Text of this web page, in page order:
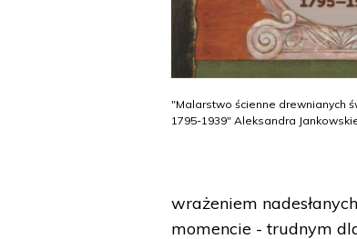
"Malarstwo ścienne drewnianych
1795-1939" Aleksandra
wrażeniem
momencie - trudnym